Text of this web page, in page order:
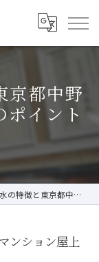
京都中野
ポイント
野区マンション屋上施工のポイントを徹底解説
ンション屋上